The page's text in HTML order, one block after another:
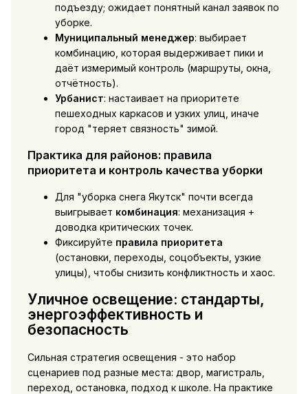
подъезду; ожидает понятный канал заявок по
уборке.
Муниципальный менеджер: выбирает
комбинацию, которая выдерживает пики и
даёт измеримый контроль (маршруты, окна,
отчётность).
Урбанист: настаивает на приоритете
пешеходных каркасов и узких улиц, иначе
город "теряет связность" зимой.
Практика для районов: правила
приоритета и контроль качества уборки
Для "уборка снега Якутск" почти всегда
выигрывает комбинация: механизация +
доводка критических точек.
Фиксируйте правила приоритета
(остановки, переходы, соцобъекты, узкие
улицы), чтобы снизить конфликтность и хаос.
Уличное освещение: стандарты,
энергоэффективность и
безопасность
Сильная стратегия освещения - это набор
сценариев под разные места: двор, магистраль,
переход, остановка, подход к школе. На практике